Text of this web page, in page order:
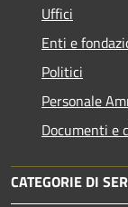
Uffici
Enti e
Politici
Personale
Documenti e
CATEGORIE DI